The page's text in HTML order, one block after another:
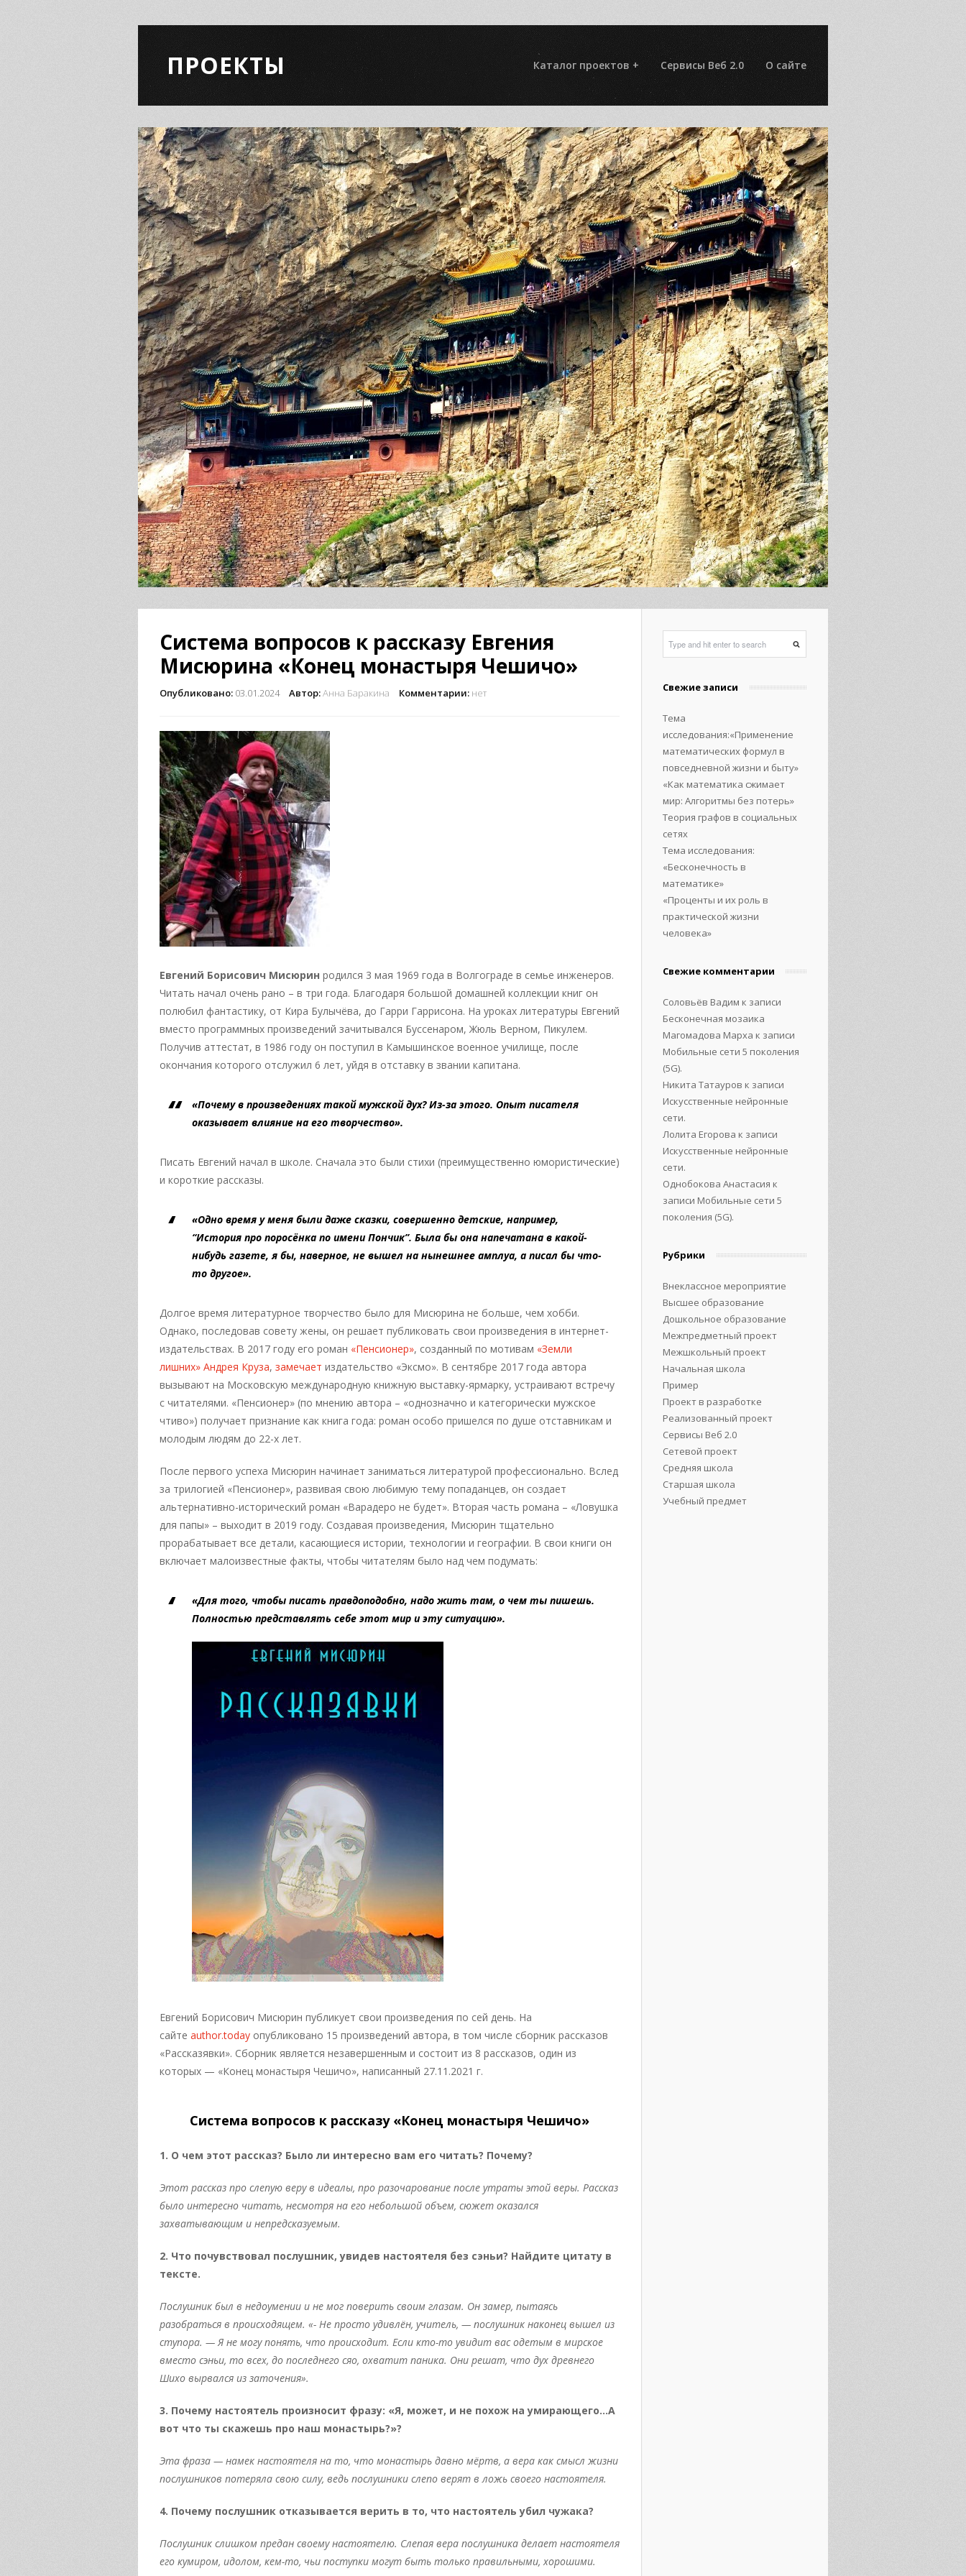
ПРОЕКТЫ Каталог проектов + Сервисы Веб 2.0 О сайте
Система вопросов к рассказу Евгения
Мисюрина «Конец монастыря Чешичо»
Опубликовано: 03.01.2024 Автор:Анна Баракина Комментарии: нет
Евгений Борисович Мисюрин родился 3 мая 1969 года в Волгограде в семье инженеров.
Читать начал очень рано – в три года. Благодаря большой домашней коллекции книг он
полюбил фантастику, от Кира Булычёва, до Гарри Гаррисона. На уроках литературы Евгений
вместо программных произведений зачитывался Буссенаром, Жюль Верном, Пикулем.
Получив аттестат, в 1986 году он поступил в Камышинское военное училище, после
окончания которого отслужил 6 лет, уйдя в отставку в звании капитана.
«Почему в произведениях такой мужской дух? Из-за этого. Опыт писателя
оказывает влияние на его творчество».
Писать Евгений начал в школе. Сначала это были стихи (преимущественно юмористические)
и короткие рассказы.
«Одно время у меня были даже сказки, совершенно детские, например,
“История про поросёнка по имени Пончик”. Была бы она напечатана в какой-
нибудь газете, я бы, наверное, не вышел на нынешнее амплуа, а писал бы что-
то другое».
Долгое время литературное творчество было для Мисюрина не больше, чем хобби.
Однако, последовав совету жены, он решает публиковать свои произведения в интернет-
издательствах. В 2017 году его роман «Пенсионер», созданный по мотивам «Земли
лишних» Андрея Круза, замечает издательство «Эксмо». В сентябре 2017 года автора
вызывают на Московскую международную книжную выставку-ярмарку, устраивают встречу
с читателями. «Пенсионер» (по мнению автора – «однозначно и категорически мужское
чтиво») получает признание как книга года: роман особо пришелся по душе отставникам и
молодым людям до 22-х лет.
После первого успеха Мисюрин начинает заниматься литературой профессионально. Вслед
за трилогией «Пенсионер», развивая свою любимую тему попаданцев, он создает
альтернативно-исторический роман «Варадеро не будет». Вторая часть романа – «Ловушка
для папы» – выходит в 2019 году. Создавая произведения, Мисюрин тщательно
прорабатывает все детали, касающиеся истории, технологии и географии. В свои книги он
включает малоизвестные факты, чтобы читателям было над чем подумать:
«Для того, чтобы писать правдоподобно, надо жить там, о чем ты пишешь.
Полностью представлять себе этот мир и эту ситуацию».
Евгений Борисович Мисюрин публикует свои произведения по сей день. На
сайте author.today опубликовано 15 произведений автора, в том числе сборник рассказов
«Рассказявки». Сборник является незавершенным и состоит из 8 рассказов, один из
которых — «Конец монастыря Чешичо», написанный 27.11.2021 г.
Система вопросов к рассказу «Конец монастыря Чешичо»
1. О чем этот рассказ? Было ли интересно вам его читать? Почему?
Этот рассказ про слепую веру в идеалы, про разочарование после утраты этой веры. Рассказ
было интересно читать, несмотря на его небольшой объем, сюжет оказался
захватывающим и непредсказуемым.
2. Что почувствовал послушник, увидев настоятеля без сэньи? Найдите цитату в
тексте.
Послушник был в недоумении и не мог поверить своим глазам. Он замер, пытаясь
разобраться в происходящем. «- Не просто удивлён, учитель, — послушник наконец вышел из
ступора. — Я не могу понять, что происходит. Если кто-то увидит вас одетым в мирское
вместо сэньи, то всех, до последнего сяо, охватит паника. Они решат, что дух древнего
Шихо вырвался из заточения».
3. Почему настоятель произносит фразу: «Я, может, и не похож на умирающего…А
вот что ты скажешь про наш монастырь?»?
Эта фраза — намек настоятеля на то, что монастырь давно мёртв, а вера как смысл жизни
послушников потеряла свою силу, ведь послушники слепо верят в ложь своего настоятеля.
4. Почему послушник отказывается верить в то, что настоятель убил чужака?
Послушник слишком предан своему настоятелю. Слепая вера послушника делает настоятеля
его кумиром, идолом, кем-то, чьи поступки могут быть только правильными, хорошими.
Свежие записи
Тема
исследования:«Применение
математических формул в
повседневной жизни и быту»
«Как математика сжимает
мир: Алгоритмы без потерь»
Теория графов в социальных
сетях
Тема исследования:
«Бесконечность в
математике»
«Проценты и их роль в
практической жизни
человека»
Свежие комментарии
Соловьёв Вадим к записи
Бесконечная мозаика
Магомадова Марха к записи
Мобильные сети 5 поколения
(5G).
Никита Татауров к записи
Искусственные нейронные
сети.
Лолита Егорова к записи
Искусственные нейронные
сети.
Однобокова Анастасия к
записи Мобильные сети 5
поколения (5G).
Рубрики
Внеклассное мероприятие
Высшее образование
Дошкольное образование
Межпредметный проект
Межшкольный проект
Начальная школа
Пример
Проект в разработке
Реализованный проект
Сервисы Веб 2.0
Сетевой проект
Средняя школа
Старшая школа
Учебный предмет